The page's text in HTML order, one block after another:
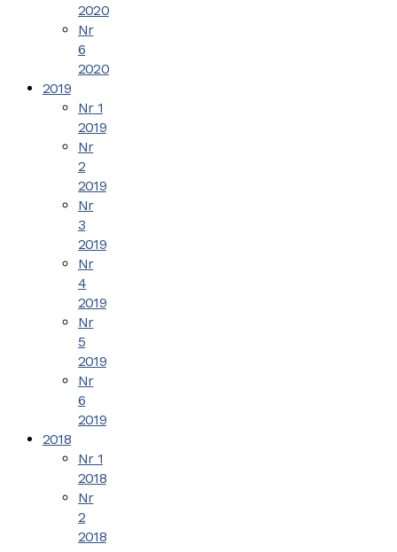
2020
Nr
6
2020
2019
Nr 1
2019
Nr
2
2019
Nr
3
2019
Nr
4
2019
Nr
5
2019
Nr
6
2019
2018
Nr 1
2018
Nr
2
2018